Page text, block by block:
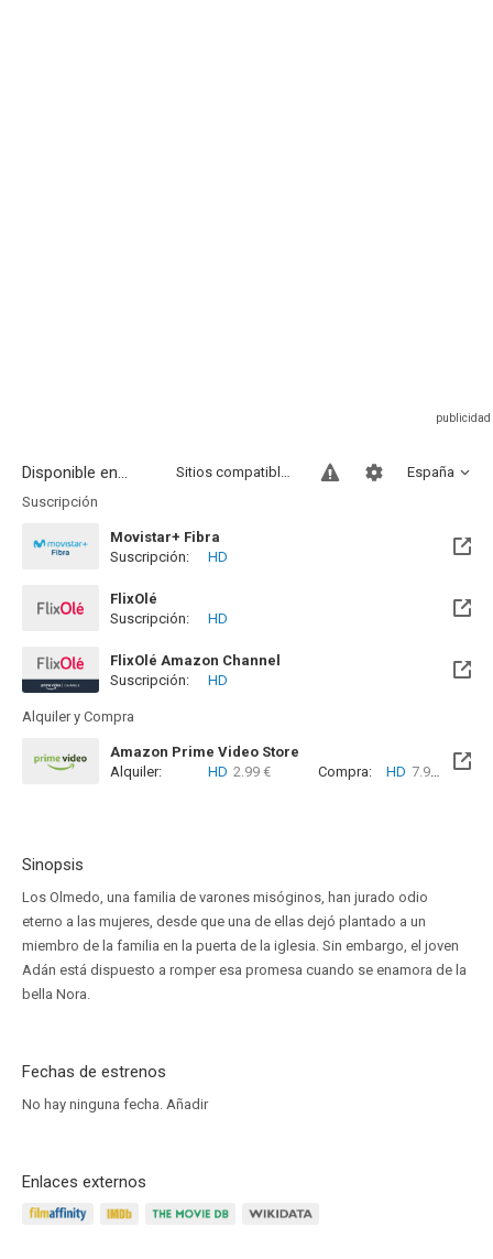
Disponible en... España
Sitios compatibles
Suscripción
Movistar+ Fibra
Disponible hasta el Vie, 01 Ene 2100 (Quedan 73 años)
Suscripción: HD
FlixOlé
Suscripción:
HD
FlixOlé Amazon Channel
Suscripción:
HD
Alquiler y Compra
Amazon Prime Video Store
Alquiler:
HD 2.99 € Compra: HD 7.99 €
Sinopsis
Los Olmedo, una familia de varones misóginos, han jurado odio
eterno a las mujeres, desde que una de ellas dejó plantado a un
miembro de la familia en la puerta de la iglesia. Sin embargo, el joven
Adán está dispuesto a romper esa promesa cuando se enamora de la
bella Nora.
Fechas de estrenos
No hay ninguna fecha. Añadir
Enlaces externos